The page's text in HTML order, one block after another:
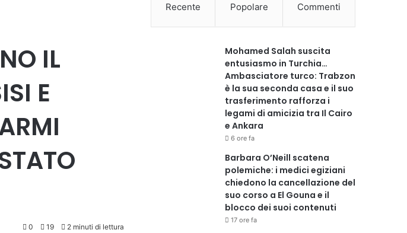
IL
E
0 19 2 minuti di lettura
Recente Popolare Commenti
Mohamed Salah suscita
entusiasmo in Turchia…
Ambasciatore turco: Trabzon
è la sua seconda casa e il suo
trasferimento rafforza i
legami di amicizia tra Il Cairo
e Ankara
6 ore fa
Barbara O’Neill scatena
polemiche: i medici egiziani
chiedono la cancellazione del
suo corso a El Gouna e il
blocco dei suoi contenuti
17 ore fa